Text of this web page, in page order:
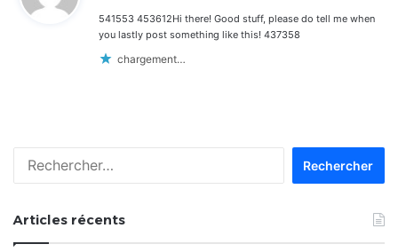
541553 453612Hi there! Good stuff, please do tell me when
you lastly post something like this! 437358
chargement…
Articles récents